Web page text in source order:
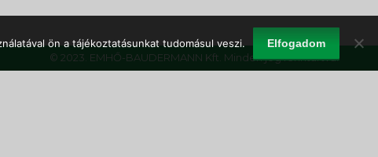
© 2023. EMHŐ-BAUDERMANN Kft. Minden jog fenntartva!
ön a tájékoztatásunkat tudomásul veszi. Elfogadom